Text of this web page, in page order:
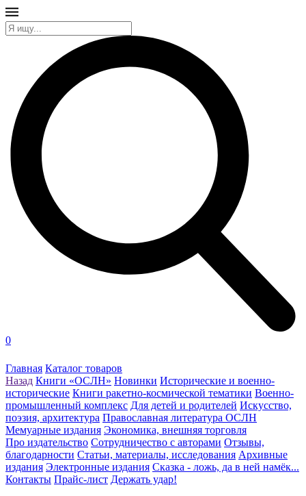
0
Главная Каталог товаров
Назад Книги «ОСЛН» Новинки Исторические и военно-
исторические Книги ракетно-космической тематики Военно-
промышленный комплекс Для детей и родителей Искусство,
поэзия, архитектура Православная литература ОСЛН
Мемуарные издания Экономика, внешняя торговля
Про издательство Сотрудничество с авторами Отзывы,
благодарности Статьи, материалы, исследования Архивные
издания Электронные издания Сказка - ложь, да в ней намёк...
Контакты Прайс-лист Держать удар!